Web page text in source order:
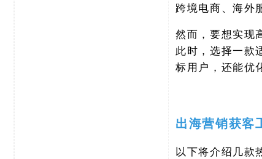
跨境电商、海外
然而，要想实现
此时，选择一款
标用户，还能优
出海营销获客
以下将介绍几款